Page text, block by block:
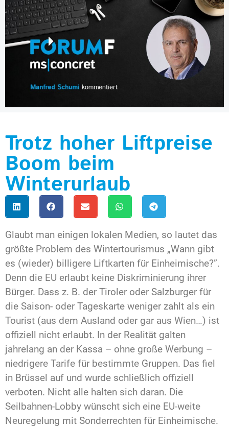
Trotz hoher Liftpreise
Boom beim
Winterurlaub
Glaubt man einigen lokalen Medien, so lautet das
größte Problem des Wintertourismus „Wann gibt
es (wieder) billigere Liftkarten für Einheimische?”.
Denn die EU erlaubt keine Diskriminierung ihrer
Bürger. Dass z. B. der Tiroler oder Salzburger für
die Saison- oder Tageskarte weniger zahlt als ein
Tourist (aus dem Ausland oder gar aus Wien…) ist
offiziell nicht erlaubt. In der Realität galten
jahrelang an der Kassa – ohne große Werbung –
niedrigere Tarife für bestimmte Gruppen. Das fiel
in Brüssel auf und wurde schließlich offiziell
verboten. Nicht alle halten sich daran. Die
Seilbahnen-Lobby wünscht sich eine EU-weite
Neuregelung mit Sonderrechten für Einheimische.